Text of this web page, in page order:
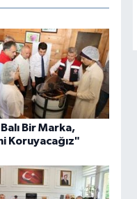
Bir Marka,
Koruyacağız"